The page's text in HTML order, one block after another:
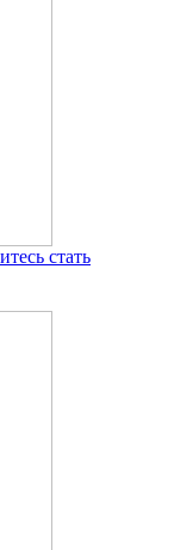
стать